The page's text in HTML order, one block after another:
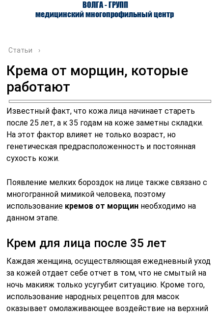
ВОЛГА - ГРУПП
медицинский многопрофильный центр
О ЦЕНТРЕ
Статьи ›
Крема от морщин, которые
работают
Известный факт, что кожа лица начинает стареть
после 25 лет, а к 35 годам на коже заметны складки.
На этот фактор влияет не только возраст, но
генетическая предрасположенность и постоянная
сухость кожи.
Появление мелких бороздок на лице также связано с
многогранной мимикой человека, поэтому
использование кремов от морщин необходимо на
данном этапе.
Крем для лица после 35 лет
Каждая женщина, осуществляющая ежедневный уход
за кожей отдает себе отчет в том, что не смытый на
ночь макияж только усугубит ситуацию. Кроме того,
использование народных рецептов для масок
оказывает омолаживающее воздействие на верхний